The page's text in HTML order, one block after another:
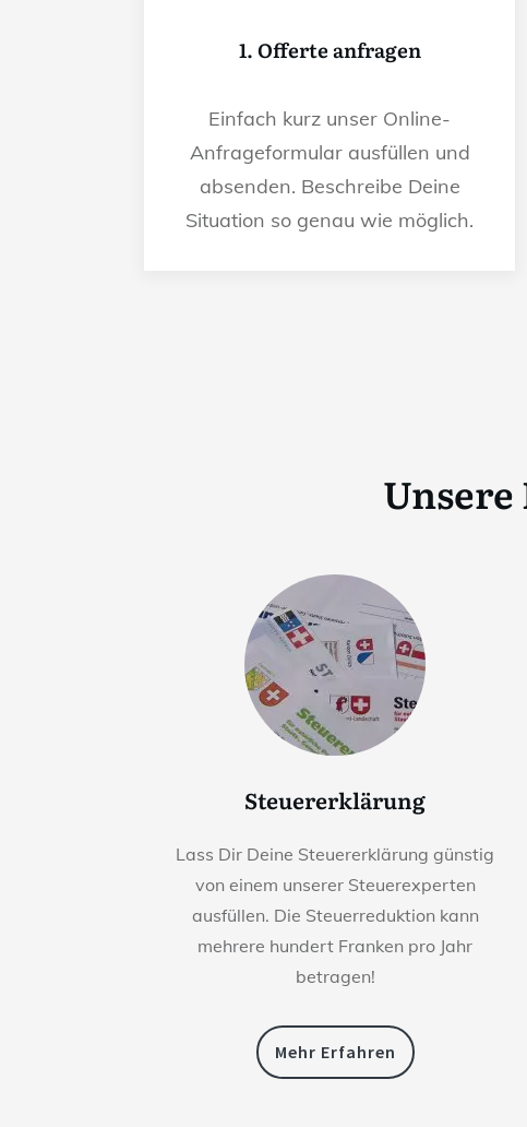
1. Offerte anfragen
Einfach kurz unser Online-
Anfrageformular ausfüllen und
absenden. Beschreibe Deine
Situation so genau wie möglich.
Steuererklärung
Lass Dir Deine Steuererklärung günstig
von einem unserer Steuerexperten
ausfüllen. Die Steuerreduktion kann
mehrere hundert Franken pro Jahr
betragen!
Mehr Erfahren